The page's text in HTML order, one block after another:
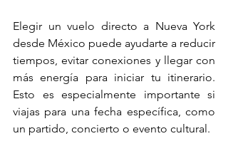
Elegir un vuelo directo a Nueva York
desde México puede ayudarte a reducir
tiempos, evitar conexiones y llegar con
más energía para iniciar tu itinerario.
Esto es especialmente importante si
viajas para una fecha específica, como
un partido, concierto o evento cultural.